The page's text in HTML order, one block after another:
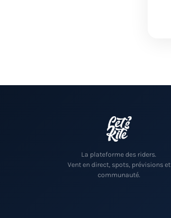
La plateforme des riders.
Vent en direct, spots, prévisions et
communauté.